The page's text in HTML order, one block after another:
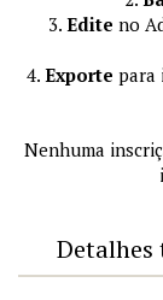
3. Edite no
4. Exporte para
Nenhuma